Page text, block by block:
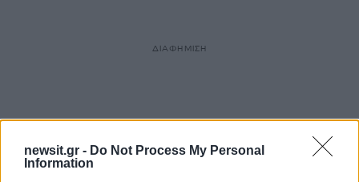
newsit.gr - Do Not Process My Personal
Information
ΔΙΑΦΗΜΙΣΗ